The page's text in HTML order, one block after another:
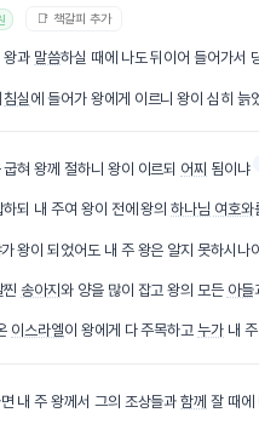
📑 책갈피 추가
왕과 말씀하실 때에 나도 뒤이어 들어가서
침실 에 들어가 왕에게 이르니 왕이 심히 늙
혀 왕께 절하니 왕이 이르되 어찌 됨이냐
하되 내 주여 왕이 전에 왕의하나님 여호와
가 왕이 되었어도 내 주 왕은 알지 못하시나
찐송아지와 양을 많이 잡고 왕의 모든 아들
이스라엘이 왕에게 다 주목하고누가 내
내 주 왕께서 그의 조상들과함께 잘 때에